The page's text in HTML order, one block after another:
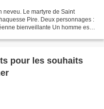
neveu. Le martyre de Saint
Pire. Deux personnages :
bienveillante Un homme est
pour les souhaits